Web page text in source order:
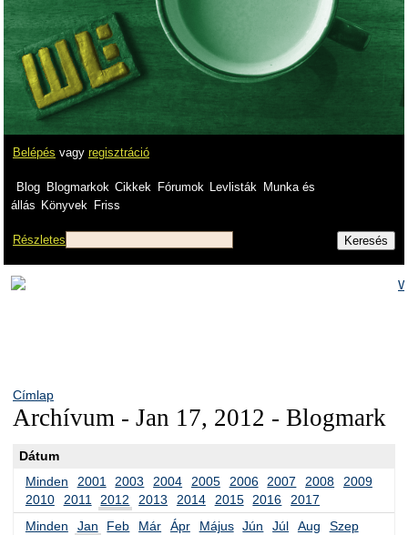
Belépés vagy regisztráció
Blog Blogmarkok Cikkek Fórumok Levlisták
Munka és
állás Könyvek Friss
Részletes
Címlap
Archívum - Jan 17, 2012 - Blogmark
Dátum
Minden
2001 2003 2004 2005 2006 2007 2008
2009
2010
2011 2012 2013 2014 2015 2016
2017
Minden
Jan Feb Már Ápr Május Jún Júl Aug
Szep